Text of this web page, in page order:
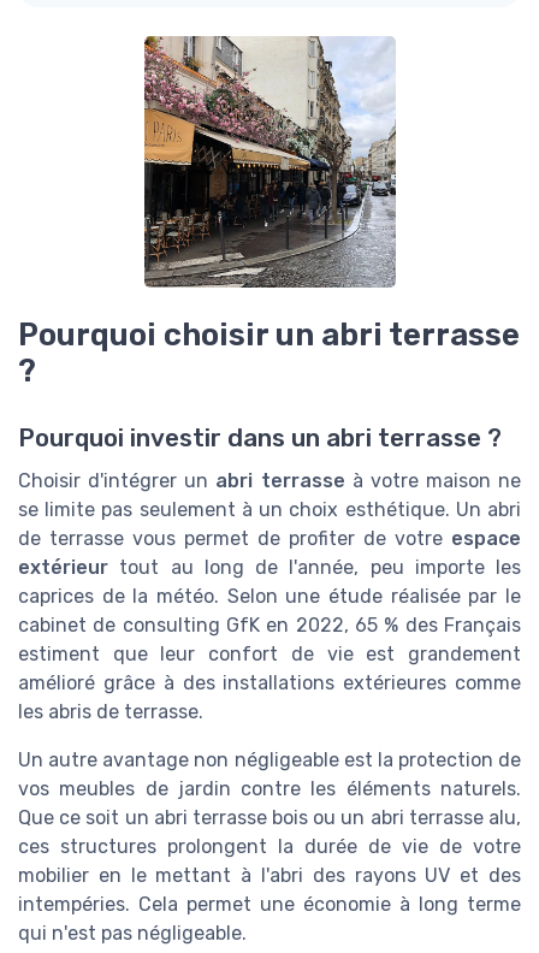
Pourquoi choisir un abri terrasse
?
Pourquoi investir dans un abri terrasse ?
Choisir d'intégrer un abri terrasse à votre maison ne
se limite pas seulement à un choix esthétique. Un abri
de terrasse vous permet de profiter de votre espace
extérieur tout au long de l'année, peu importe les
caprices de la météo. Selon une étude réalisée par le
cabinet de consulting GfK en 2022, 65 % des Français
estiment que leur confort de vie est grandement
amélioré grâce à des installations extérieures comme
les abris de terrasse.
Un autre avantage non négligeable est la protection de
vos meubles de jardin contre les éléments naturels.
Que ce soit un abri terrasse bois ou un abri terrasse alu,
ces structures prolongent la durée de vie de votre
mobilier en le mettant à l'abri des rayons UV et des
intempéries. Cela permet une économie à long terme
qui n'est pas négligeable.